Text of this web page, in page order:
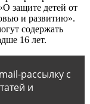
защите детей от
и развитию».
содержать
16 лет.
рассылку с
и